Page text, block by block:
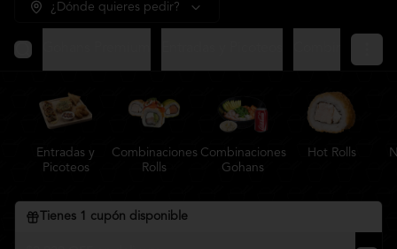
¿Dónde quieres pedir?
Entradas y
Picoteos
Combinaciones
Rolls
Combinaciones
Gohans
Hot Rolls
Tienes 1 cupón disponible